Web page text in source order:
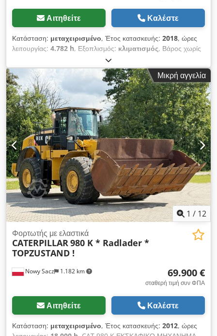
Αιτηθείτε Καλέστε
Κατάσταση: μεταχειρισμένο, Έτος κατασκευής: 2018, ώρες
λειτουργίας: 4.782 h, Εξοπλισμός: κλιματισμός, Βάρος χωρίς
φορτίο: 22.300 kg Διαστάσεις (Μ x Π x Υ): 957 x 255 x 308 cm
Πλάτος ερπυστριών: 50 cm = Επιπλέον επιλογές και
εξοπλισμός = Chsdpfxsy Nct Eo Actea - ΚλιματισμόςΜικρή αγγελία
1 / 12
Nowy Sacz 1.182 km
Φορτωτής με ελαστικά
CATERPILLAR980 K * Radlader *
TOPZUSTAND !
69.900 €
σταθερή τιμή συν ΦΠΑ
Αιτηθείτε Καλέστε
Κατάσταση: μεταχειρισμένο, Έτος κατασκευής: 2012, ώρες